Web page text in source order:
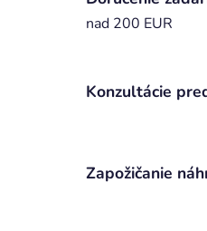
nad 200 EUR
Konzultácie
Zapožičanie